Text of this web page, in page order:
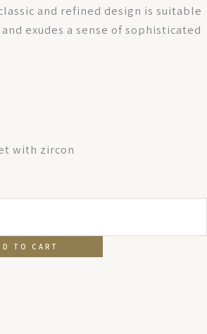
and refined design is suitable
exudes a sense of sophisticated
with zircon
TO CART